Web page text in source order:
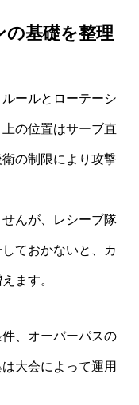
基礎を整理
ールとローテーシ
の位置はサーブ直
の制限により攻撃
んが、レシーブ隊
ておかないと、カ
ます。
、オーバーパスの
大会によって運用